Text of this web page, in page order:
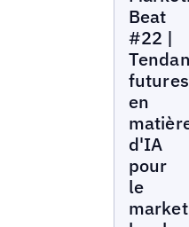
Beat
#22 |
futures
en
d'IA
pour
le